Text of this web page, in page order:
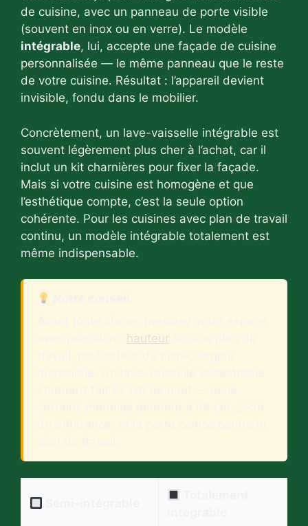
de cuisine, avec un panneau de porte visible
(souvent en inox ou en verre). Le modèle
intégrable, lui, accepte une façade de cuisine
personnalisée — le même panneau que le reste
de votre cuisine. Résultat : l’appareil devient
invisible, fondu dans le mobilier.
Concrètement, un lave-vaisselle intégrable est
souvent légèrement plus cher à l’achat, car il
inclut un kit charnières pour fixer la façade.
Mais si votre cuisine est homogène et que
l’esthétique compte, c’est la seule option
cohérente. Pour les cuisines avec plan de travail
continu, un modèle intégrable totalement est
même indispensable.
hauteur